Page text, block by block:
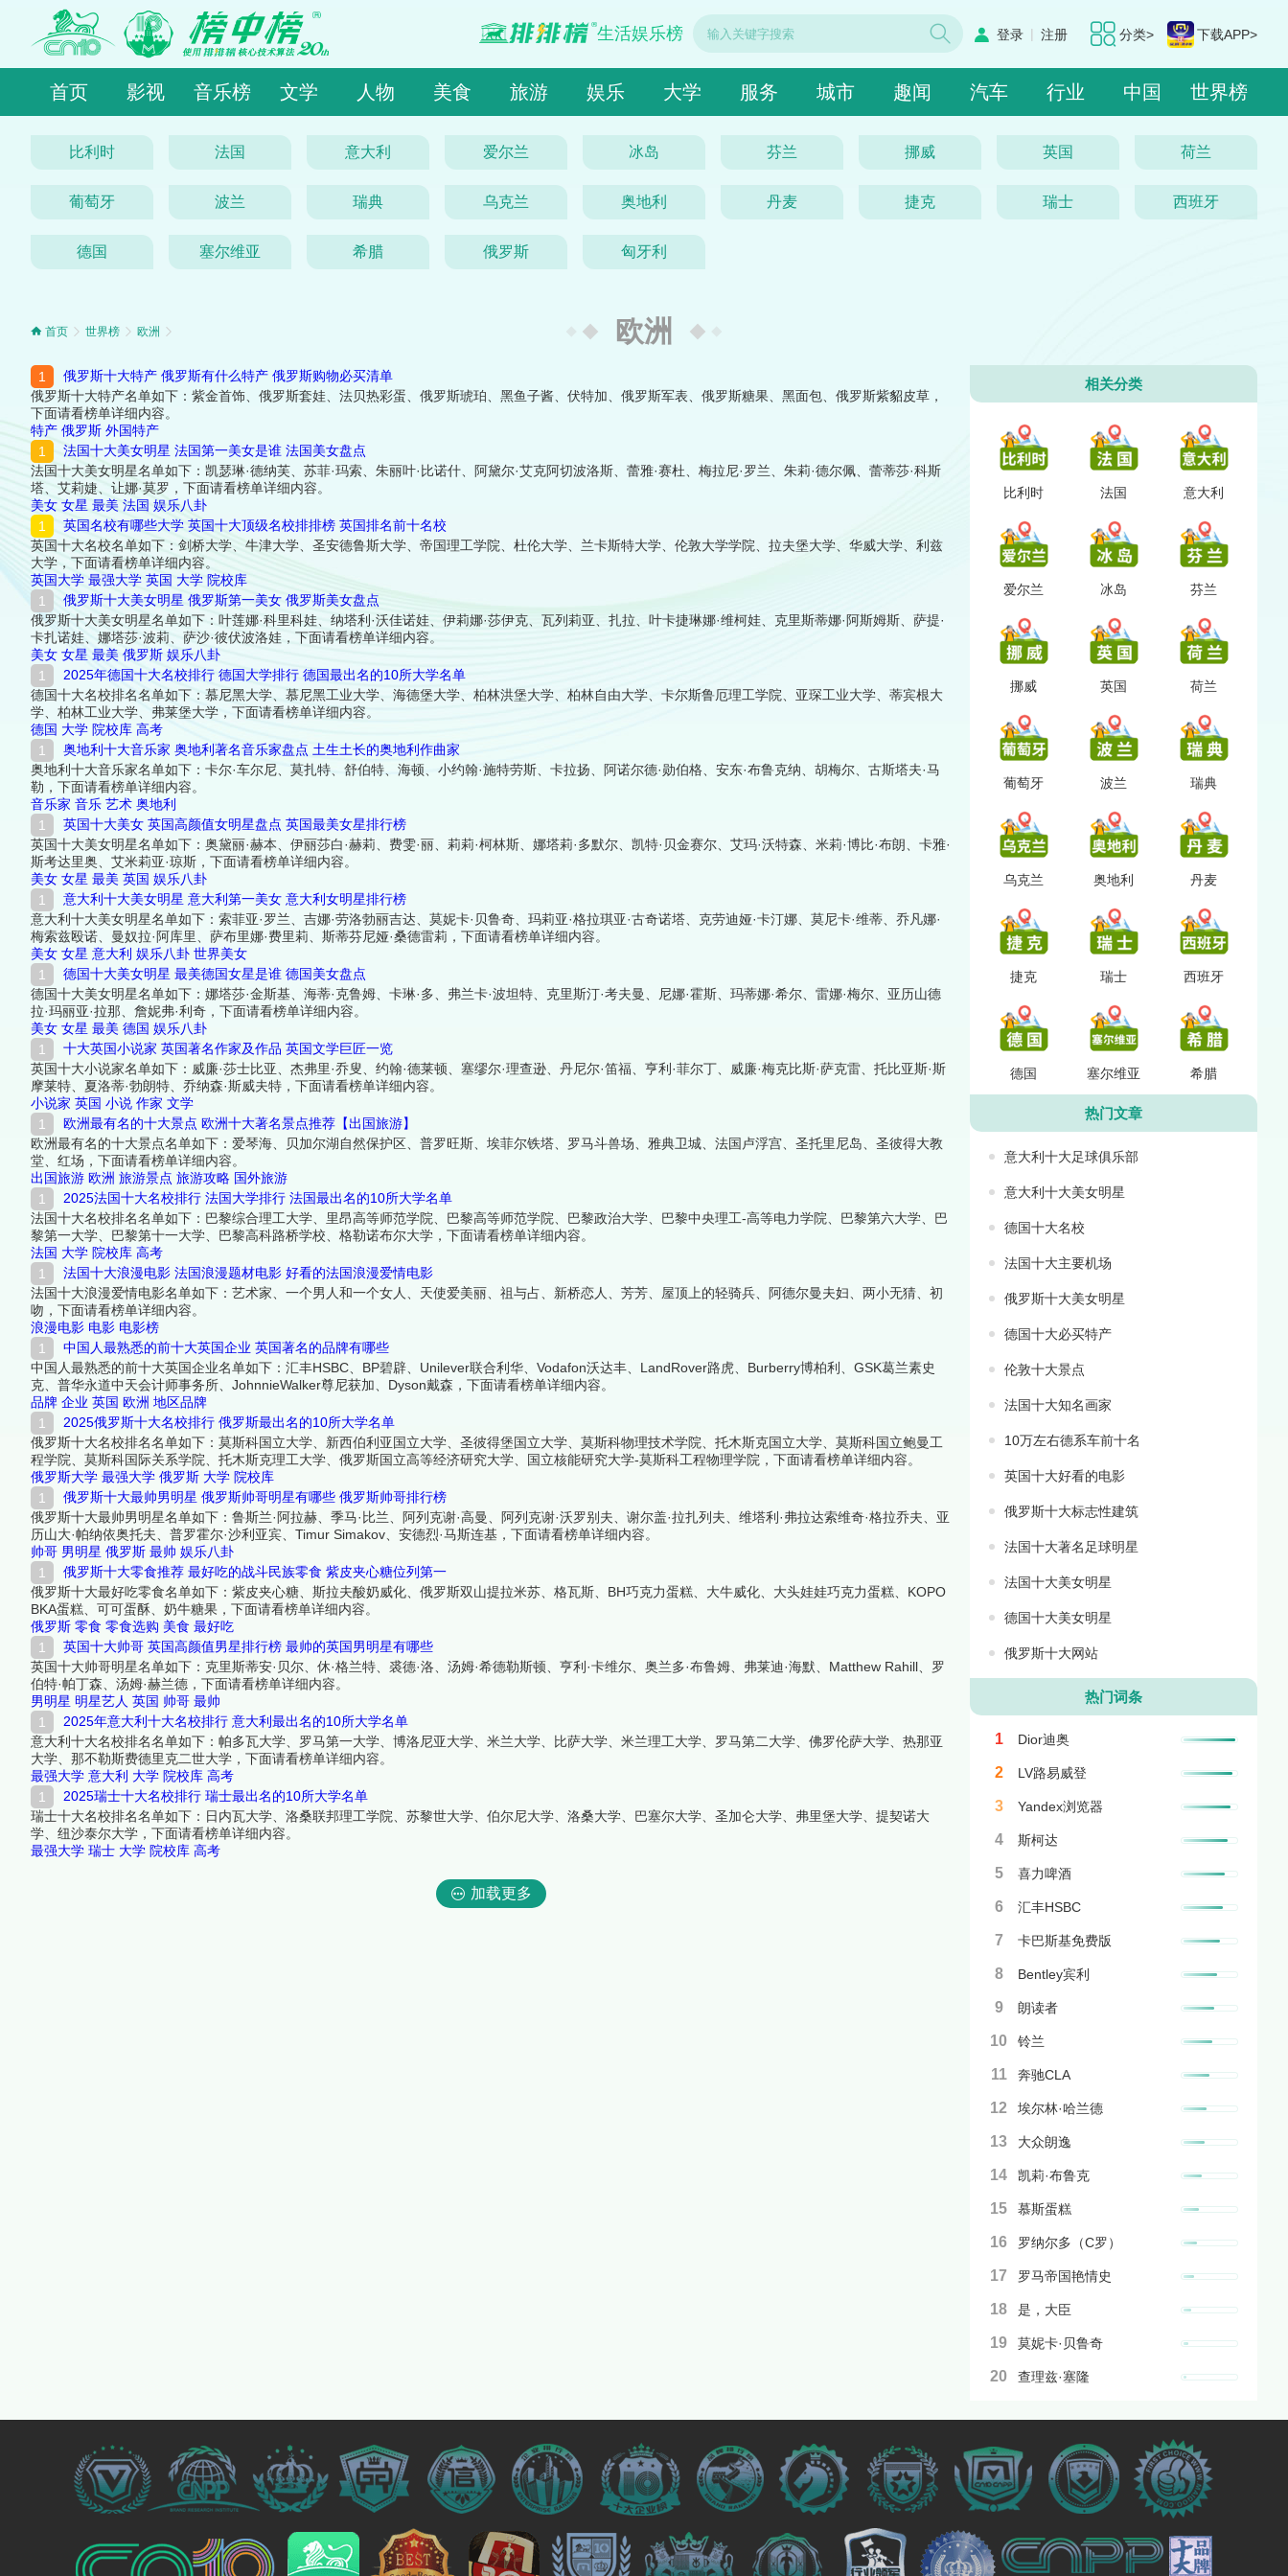
分类> 下载APP>
登录 | 注册
生活娱乐榜
首页 影视 音乐榜 文学 人物 美食 旅游 娱乐 大学 服务 城市 趣闻 汽车 行业 中国 世界榜
比利时 法国 意大利 爱尔兰 冰岛 芬兰 挪威 英国 荷兰
葡萄牙 波兰 瑞典 乌克兰 奥地利 丹麦 捷克 瑞士 西班牙
德国 塞尔维亚 希腊 俄罗斯 匈牙利
欧洲
首页 世界榜 欧洲
俄罗斯十大特产 俄罗斯有什么特产 俄罗斯购物必买清单
俄罗斯十大特产名单如下：紫金首饰、俄罗斯套娃、法贝热彩蛋、俄罗斯琥珀、黑鱼子酱、伏特加、俄罗斯军表、俄罗斯糖果、黑面包、俄罗斯紫貂皮草，
下面请看榜单详细内容。
特产 俄罗斯 外国特产
法国十大美女明星 法国第一美女是谁 法国美女盘点
法国十大美女明星名单如下：凯瑟琳·德纳芙、苏菲·玛索、朱丽叶·比诺什、阿黛尔·艾克阿切波洛斯、蕾雅·赛杜、梅拉尼·罗兰、朱莉·德尔佩、蕾蒂莎·科斯
塔、艾莉婕、让娜·莫罗，下面请看榜单详细内容。
美女 女星 最美 法国 娱乐八卦
英国名校有哪些大学 英国十大顶级名校排排榜 英国排名前十名校
英国十大名校名单如下：剑桥大学、牛津大学、圣安德鲁斯大学、帝国理工学院、杜伦大学、兰卡斯特大学、伦敦大学学院、拉夫堡大学、华威大学、利兹
大学，下面请看榜单详细内容。
英国大学 最强大学 英国 大学 院校库
俄罗斯十大美女明星 俄罗斯第一美女 俄罗斯美女盘点
俄罗斯十大美女明星名单如下：叶莲娜·科里科娃、纳塔利·沃佳诺娃、伊莉娜·莎伊克、瓦列莉亚、扎拉、叶卡捷琳娜·维柯娃、克里斯蒂娜·阿斯姆斯、萨提·
卡扎诺娃、娜塔莎·波莉、萨沙·彼伏波洛娃，下面请看榜单详细内容。
美女 女星 最美 俄罗斯 娱乐八卦
2025年德国十大名校排行 德国大学排行 德国最出名的10所大学名单
德国十大名校排名名单如下：慕尼黑大学、慕尼黑工业大学、海德堡大学、柏林洪堡大学、柏林自由大学、卡尔斯鲁厄理工学院、亚琛工业大学、蒂宾根大
学、柏林工业大学、弗莱堡大学，下面请看榜单详细内容。
德国 大学 院校库 高考
奥地利十大音乐家 奥地利著名音乐家盘点 土生土长的奥地利作曲家
奥地利十大音乐家名单如下：卡尔·车尔尼、莫扎特、舒伯特、海顿、小约翰·施特劳斯、卡拉扬、阿诺尔德·勋伯格、安东·布鲁克纳、胡梅尔、古斯塔夫·马
勒，下面请看榜单详细内容。
音乐家 音乐 艺术 奥地利
英国十大美女 英国高颜值女明星盘点 英国最美女星排行榜
英国十大美女明星名单如下：奥黛丽·赫本、伊丽莎白·赫莉、费雯·丽、莉莉·柯林斯、娜塔莉·多默尔、凯特·贝金赛尔、艾玛·沃特森、米莉·博比·布朗、卡雅·
斯考达里奥、艾米莉亚·琼斯，下面请看榜单详细内容。
美女 女星 最美 英国 娱乐八卦
意大利十大美女明星 意大利第一美女 意大利女明星排行榜
意大利十大美女明星名单如下：索菲亚·罗兰、吉娜·劳洛勃丽吉达、莫妮卡·贝鲁奇、玛莉亚·格拉琪亚·古奇诺塔、克劳迪娅·卡汀娜、莫尼卡·维蒂、乔凡娜·
梅索兹殴诺、曼奴拉·阿库里、萨布里娜·费里莉、斯蒂芬尼娅·桑德雷莉，下面请看榜单详细内容。
美女 女星 意大利 娱乐八卦 世界美女
德国十大美女明星 最美德国女星是谁 德国美女盘点
德国十大美女明星名单如下：娜塔莎·金斯基、海蒂·克鲁姆、卡琳·多、弗兰卡·波坦特、克里斯汀·考夫曼、尼娜·霍斯、玛蒂娜·希尔、雷娜·梅尔、亚历山德
拉·玛丽亚·拉那、詹妮弗·利奇，下面请看榜单详细内容。
美女 女星 最美 德国 娱乐八卦
十大英国小说家 英国著名作家及作品 英国文学巨匠一览
英国十大小说家名单如下：威廉·莎士比亚、杰弗里·乔叟、约翰·德莱顿、塞缪尔·理查逊、丹尼尔·笛福、亨利·菲尔丁、威廉·梅克比斯·萨克雷、托比亚斯·斯
摩莱特、夏洛蒂·勃朗特、乔纳森·斯威夫特，下面请看榜单详细内容。
小说家 英国 小说 作家 文学
欧洲最有名的十大景点 欧洲十大著名景点推荐【出国旅游】
欧洲最有名的十大景点名单如下：爱琴海、贝加尔湖自然保护区、普罗旺斯、埃菲尔铁塔、罗马斗兽场、雅典卫城、法国卢浮宫、圣托里尼岛、圣彼得大教
堂、红场，下面请看榜单详细内容。
出国旅游 欧洲 旅游景点 旅游攻略 国外旅游
2025法国十大名校排行 法国大学排行 法国最出名的10所大学名单
法国十大名校排名名单如下：巴黎综合理工大学、里昂高等师范学院、巴黎高等师范学院、巴黎政治大学、巴黎中央理工-高等电力学院、巴黎第六大学、巴
黎第一大学、巴黎第十一大学、巴黎高科路桥学校、格勒诺布尔大学，下面请看榜单详细内容。
法国 大学 院校库 高考
法国十大浪漫电影 法国浪漫题材电影 好看的法国浪漫爱情电影
法国十大浪漫爱情电影名单如下：艺术家、一个男人和一个女人、天使爱美丽、祖与占、新桥恋人、芳芳、屋顶上的轻骑兵、阿德尔曼夫妇、两小无猜、初
吻，下面请看榜单详细内容。
浪漫电影 电影 电影榜
中国人最熟悉的前十大英国企业 英国著名的品牌有哪些
中国人最熟悉的前十大英国企业名单如下：汇丰HSBC、BP碧辟、Unilever联合利华、Vodafon沃达丰、LandRover路虎、Burberry博柏利、GSK葛兰素史
克、普华永道中天会计师事务所、JohnnieWalker尊尼获加、Dyson戴森，下面请看榜单详细内容。
品牌 企业 英国 欧洲 地区品牌
2025俄罗斯十大名校排行 俄罗斯最出名的10所大学名单
俄罗斯十大名校排名名单如下：莫斯科国立大学、新西伯利亚国立大学、圣彼得堡国立大学、莫斯科物理技术学院、托木斯克国立大学、莫斯科国立鲍曼工
程学院、莫斯科国际关系学院、托木斯克理工大学、俄罗斯国立高等经济研究大学、国立核能研究大学-莫斯科工程物理学院，下面请看榜单详细内容。
俄罗斯大学 最强大学 俄罗斯 大学 院校库
俄罗斯十大最帅男明星 俄罗斯帅哥明星有哪些 俄罗斯帅哥排行榜
俄罗斯十大最帅男明星名单如下：鲁斯兰·阿拉赫、季马·比兰、阿列克谢·高曼、阿列克谢·沃罗别夫、谢尔盖·拉扎列夫、维塔利·弗拉达索维奇·格拉乔夫、亚
历山大·帕纳依奥托夫、普罗霍尔·沙利亚宾、Timur Simakov、安德烈·马斯连基，下面请看榜单详细内容。
帅哥 男明星 俄罗斯 最帅 娱乐八卦
俄罗斯十大零食推荐 最好吃的战斗民族零食 紫皮夹心糖位列第一
俄罗斯十大最好吃零食名单如下：紫皮夹心糖、斯拉夫酸奶威化、俄罗斯双山提拉米苏、格瓦斯、BH巧克力蛋糕、大牛威化、大头娃娃巧克力蛋糕、KOPO
BKA蛋糕、可可蛋酥、奶牛糖果，下面请看榜单详细内容。
俄罗斯 零食 零食选购 美食 最好吃
英国十大帅哥 英国高颜值男星排行榜 最帅的英国男明星有哪些
英国十大帅哥明星名单如下：克里斯蒂安·贝尔、休·格兰特、裘德·洛、汤姆·希德勒斯顿、亨利·卡维尔、奥兰多·布鲁姆、弗莱迪·海默、Matthew Rahill、罗
伯特·帕丁森、汤姆·赫兰德，下面请看榜单详细内容。
男明星 明星艺人 英国 帅哥 最帅
2025年意大利十大名校排行 意大利最出名的10所大学名单
意大利十大名校排名名单如下：帕多瓦大学、罗马第一大学、博洛尼亚大学、米兰大学、比萨大学、米兰理工大学、罗马第二大学、佛罗伦萨大学、热那亚
大学、那不勒斯费德里克二世大学，下面请看榜单详细内容。
最强大学 意大利 大学 院校库 高考
2025瑞士十大名校排行 瑞士最出名的10所大学名单
瑞士十大名校排名名单如下：日内瓦大学、洛桑联邦理工学院、苏黎世大学、伯尔尼大学、洛桑大学、巴塞尔大学、圣加仑大学、弗里堡大学、提契诺大
学、纽沙泰尔大学，下面请看榜单详细内容。
最强大学 瑞士 大学 院校库 高考
加载更多
相关分类
比利时 法国 意大利
爱尔兰 冰岛 芬兰
挪威 英国 荷兰
葡萄牙 波兰 瑞典
乌克兰 奥地利 丹麦
捷克 瑞士 西班牙
德国 塞尔维亚 希腊
热门文章
意大利十大足球俱乐部
意大利十大美女明星
德国十大名校
法国十大主要机场
俄罗斯十大美女明星
德国十大必买特产
伦敦十大景点
法国十大知名画家
10万左右德系车前十名
英国十大好看的电影
俄罗斯十大标志性建筑
法国十大著名足球明星
法国十大美女明星
德国十大美女明星
俄罗斯十大网站
热门词条
1 Dior迪奥
2 LV路易威登
3 Yandex浏览器
4 斯柯达
5 喜力啤酒
6 汇丰HSBC
7 卡巴斯基免费版
8 Bentley宾利
9 朗读者
10 铃兰
11 奔驰CLA
12 埃尔林·哈兰德
13 大众朗逸
14 凯莉·布鲁克
15 慕斯蛋糕
16 罗纳尔多（C罗）
17 罗马帝国艳情史
18 是，大臣
19 莫妮卡·贝鲁奇
20 查理兹·塞隆